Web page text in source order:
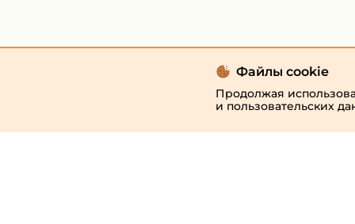
Файлы cookie
Продолжая
и пользовательских